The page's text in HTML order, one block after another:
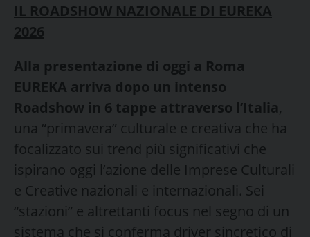
IL ROADSHOW NAZIONALE DI EUREKA
2026
Alla presentazione di oggi a Roma
EUREKA arriva dopo un intenso
Roadshow in 6 tappe attraverso l’Italia,
una “primavera” culturale e creativa che ha
focalizzato sui trend più significativi che
ispirano oggi l’azione delle Imprese Culturali
e Creative nazionali e internazionali. Sei
“stazioni” e altrettanti focus nel segno di un
sistema che si conferma driver sincretico di